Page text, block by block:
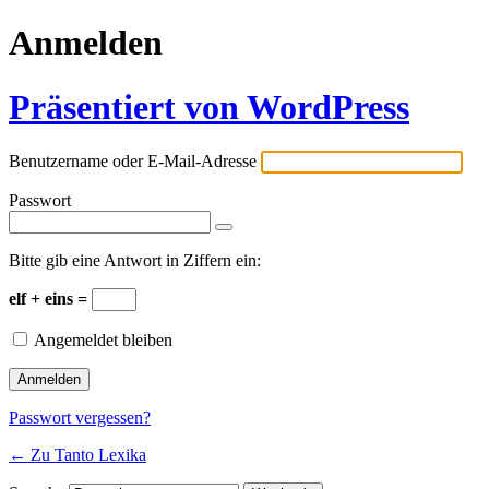
Anmelden
Präsentiert von WordPress
Benutzername oder E-Mail-Adresse
Passwort
Bitte gib eine Antwort in Ziffern ein:
elf + eins =
Angemeldet bleiben
Passwort vergessen?
← Zu Tanto Lexika